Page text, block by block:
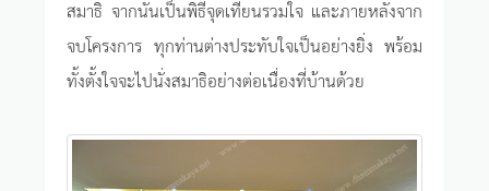
สมาธิ จากนั้นเป็นพิธีจุดเทียนรวมใจ และภายหลังจาก
จบโครงการ ทุกท่านต่างประทับใจเป็นอย่างยิ่ง พร้อม
ทั้งตั้งใจจะไปนั่งสมาธิอย่างต่อเนื่องที่บ้านด้วย